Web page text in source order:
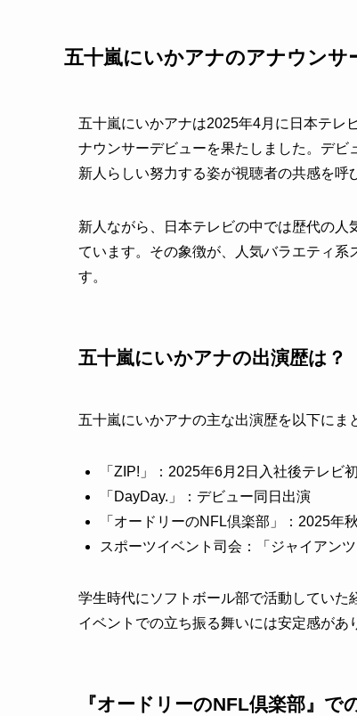
五十嵐にいかアナのアナウンサ
五十嵐にいかアナは2025年4月に日本テレ
ナウンサーデビューを果たしました。デビ
新人らしい努力する姿が視聴者の共感を呼
新人ながら、日本テレビの中では歴代の
ています。その象徴が、人気バラエティ
す。
五十嵐にいかアナの出演歴は？
五十嵐にいかアナの主な出演歴を以下にま
「ZIP!」：2025年6月2日入社後テレビ
「DayDay.」：デビュー同日出演
「オードリーのNFL倶楽部」：2025年
スポーツイベント司会：「ジャイアン
学生時代にソフトボール部で活動してい
イベントでの立ち振る舞いには安定感があ
『オードリーのNFL倶楽部』で